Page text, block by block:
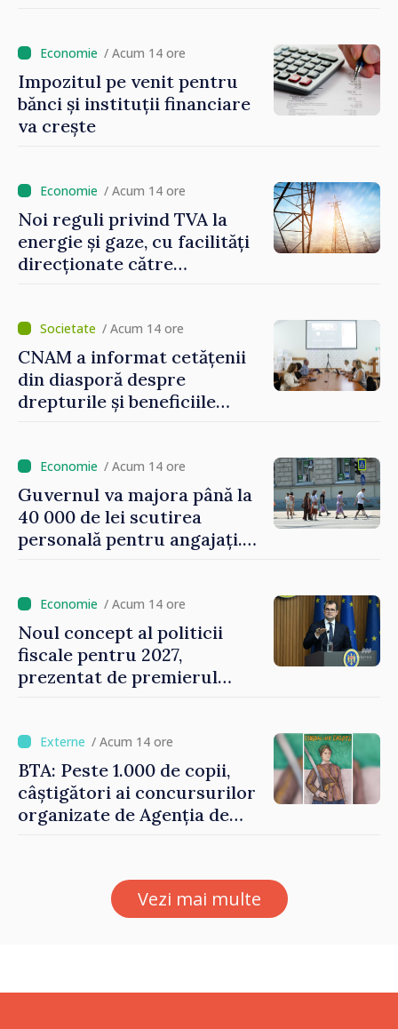
taxare mai echitabilă
/ Acum 14 ore
Impozitul pe venit pentru
bănci și instituții financiare
va crește
/ Acum 14 ore
Noi reguli privind TVA la
energie și gaze, cu facilități
direcționate către
/ Acum 14 ore
CNAM a informat cetățenii
din diasporă despre
drepturile și beneficiile
/ Acum 14 ore
Guvernul va majora până la
40 000 de lei scutirea
personală pentru angajați.
oamenilor”/ Acum 14 ore
Noul concept al politicii
fiscale pentru 2027,
prezentat de premierul
investițiile, taxăm viciile și
echilibrăm taxarea
consumului”
/ Acum 14 ore
BTA: Peste 1.000 de copii,
câștigători ai concursurilor
organizate de Agenția de
Vezi mai multe